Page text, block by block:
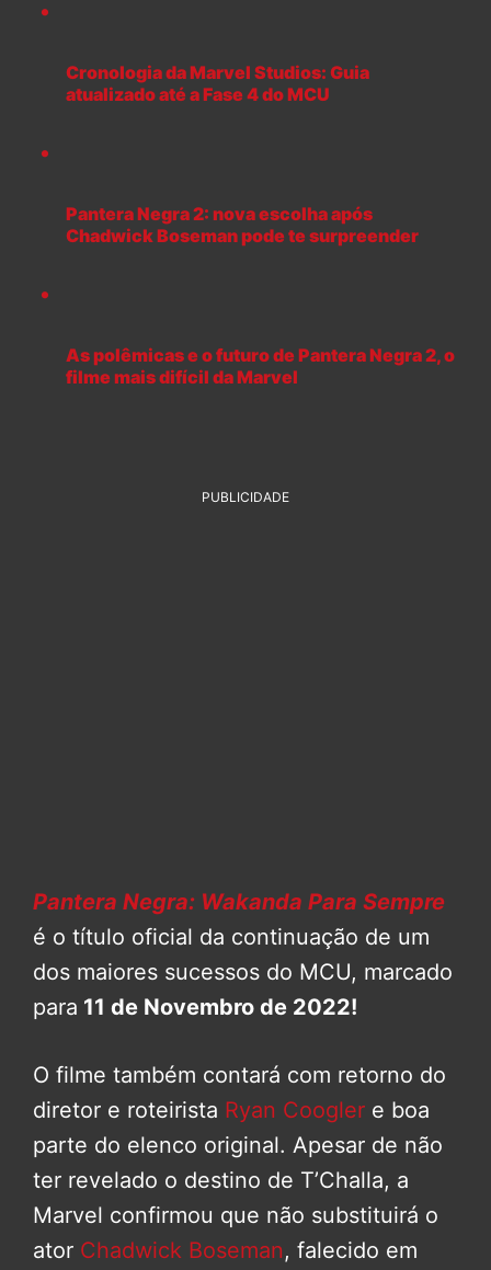
Cronologia da Marvel Studios: Guia
atualizado até a Fase 4 do MCU
Pantera Negra 2: nova escolha após
Chadwick Boseman pode te surpreender
As polêmicas e o futuro de Pantera Negra 2, o
filme mais difícil da Marvel
PUBLICIDADE
Pantera Negra: Wakanda Para Sempre
é o título oficial da continuação de um
dos maiores sucessos do MCU, marcado
para 11 de Novembro de 2022!
O filme também contará com retorno do
diretor e roteirista Ryan Coogler e boa
parte do elenco original. Apesar de não
ter revelado o destino de T’Challa, a
Marvel confirmou que não substituirá o
ator Chadwick Boseman, falecido em